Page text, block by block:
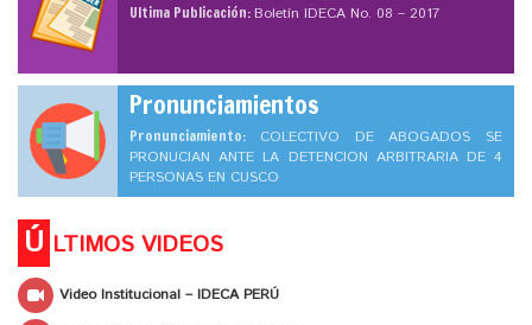
Ultima Publicación:Boletín IDECA No. 08 – 2017
Pronunciamientos
Pronunciamiento: COLECTIVO DE ABOGADOS SE
PRONUCIAN ANTE LA DETENCION ARBITRARIA DE 4
PERSONAS EN CUSCO
Ú LTIMOS VIDEOS
Video Institucional – IDECA PERÚ